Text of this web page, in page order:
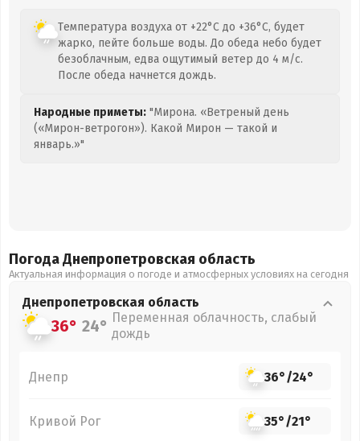
Температура воздуха от +22°C до +36°C, будет
жарко, пейте больше воды. До обеда небо будет
безоблачным, едва ощутимый ветер до 4 м/с.
После обеда начнется дождь.
Народные приметы: "Мирона. «Ветреный день
(«Мирон-ветрогон»). Какой Мирон — такой и
январь.»"
Погода Днепропетровская область
Актуальная информация о погоде и атмосферных условиях на сегодня
Днепропетровская область
36° 24° Переменная облачность, слабый
дождь
Днепр 36°/24°
Кривой Рог 35°/21°